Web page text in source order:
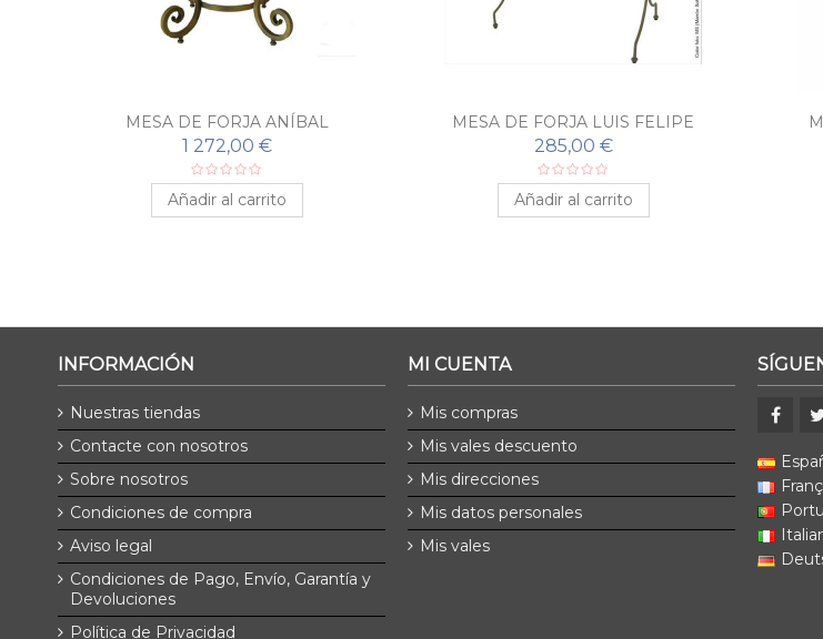
MESA DE FORJA ANÍBAL
1 272,00 €
Añadir al carrito
MESA DE FORJA LUIS FELIPE
285,00 €
Añadir al carrito
INFORMACIÓN
Nuestras tiendas
Contacte con nosotros
Sobre nosotros
Condiciones de compra
Aviso legal
Condiciones de Pago, Envío, Garantía y
Devoluciones
Política de Privacidad
MI CUENTA
Mis compras
Mis vales descuento
Mis direcciones
Mis datos personales
Mis vales